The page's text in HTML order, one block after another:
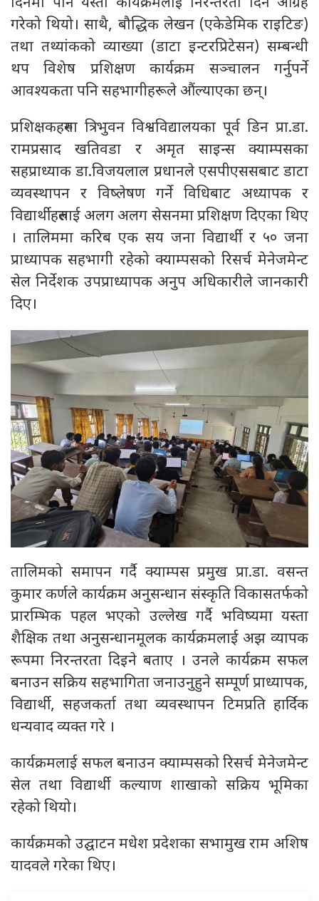
गरेको थियो। साथै, बौद्धिक लेखन (एकेडेमिक राइटिङ)
तथा तथ्यांकको व्याख्या (डाटा इन्टरप्रिटेसन) सम्बन्धी
थप विशेष प्रशिक्षण कार्यक्रम सञ्चालन गर्नुपर्ने
आवश्यकता पनि सहभागीहरूले औंल्याएका छन्।
प्रशिक्षकहरुमा त्रिभुवन विश्वविद्यालयका पूर्व डिन प्रा.डा.
रामप्रसाद खतिवडा र अमृत साइन्स क्याम्पसका
सहप्राध्याक डा.विजयलाल प्रधानले एसपीएससबाट डाटा
व्यवस्थापन र विष्लेषण गर्ने विधिबाट अध्यापक र
विद्यार्थीहरुलाई अलग अलग सेसनमा प्रशिक्षण दिएका थिए
। तालिममा करिब एक सय जना विद्यार्थी र ५० जना
प्राध्यापक सहभागी रहेको क्याम्पसको रिसर्च मेनेजमेन्ट
सेल निर्देशक उपप्राध्यापक अनुप अधिकारीले जानकारी
दिए।
तालिमको समापन गर्दै क्याम्पस प्रमुख प्रा.डा. वसन्त
कुमार कर्णले कार्यक्रम अनुसन्धान संस्कृति विकासतर्फको
प्रारम्भिक पहल भएको उल्लेख गर्दै भविष्यमा यस्ता
शैक्षिक तथा अनुसन्धानमूलक कार्यक्रमलाई अझ व्यापक
रूपमा निरन्तरता दिइने बताए । उनले कार्यक्रम सफल
बनाउन सक्रिय सहभागिता जनाउनुहुने सम्पूर्ण प्राध्यापक,
विद्यार्थी, सहजकर्ता तथा व्यवस्थापन टिमप्रति हार्दिक
धन्यवाद व्यक्त गरे ।
कार्यक्रमलाई सफल बनाउन क्याम्पसको रिसर्च मेनेजमेन्ट
सेल तथा विद्यार्थी कल्याण शाखाको सक्रिय भूमिका
रहेको थियो।
कार्यक्रमको उद्घाटन मधेश प्रदेशका सभामुख राम अशिष
यादवले गरेका थिए।